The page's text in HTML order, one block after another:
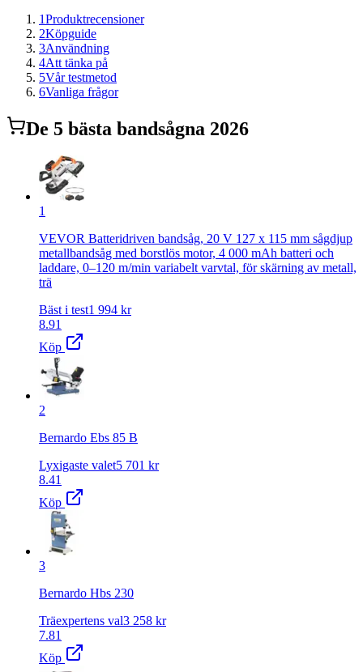
1Produktrecensioner
2Köpguide
3Användning
4Att tänka på
5Vår testmetod
6Vanliga frågor
De 5 bästa bandsågna 2026
1
VEVOR Batteridriven bandsåg, 20 V 127 x 115 mm sågdjup
metallbandsåg med borstlös motor, 4 000 mAh batteri och
laddare, 0–120 m/min variabelt varvtal, för skärning av metall,
trä
Bäst i test1 994 kr
8.91
Köp
2
Bernardo Ebs 85 B
Lyxigaste valet5 701 kr
8.41
Köp
3
Bernardo Hbs 230
Träexpertens val3 258 kr
7.81
Köp